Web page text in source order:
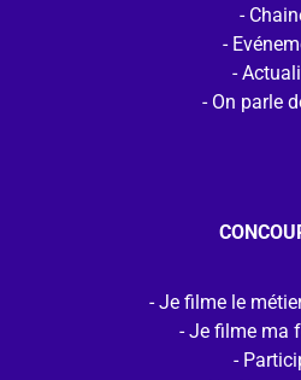
On parle
Je filme le
Je filme ma